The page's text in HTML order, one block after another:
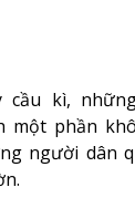
cầu kì,
một phần
người dân